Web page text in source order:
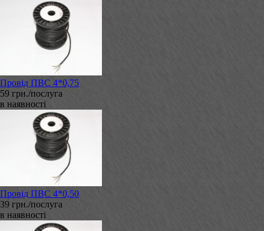
Провід ПВС 4*0,75
59 грн./послуга
в наявності
Провід ПВС 4*0,50
39 грн./послуга
в наявності